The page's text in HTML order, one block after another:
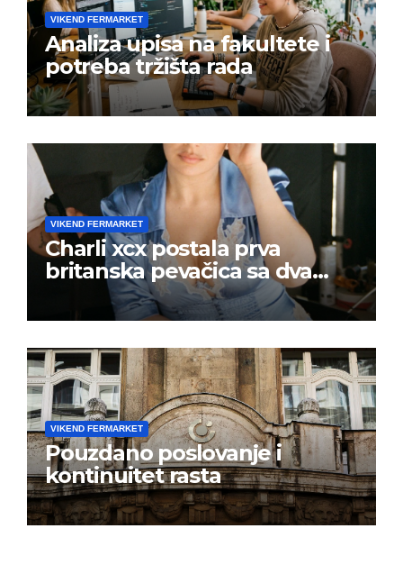
VIKEND FERMARKET
Analiza upisa na fakultete i
potreba tržišta rada
VIKEND FERMARKET
Charli xcx postala prva
britanska pevačica sa dva
albuma na prvom mestu u
istoj kalendarskoj godini
VIKEND FERMARKET
Pouzdano poslovanje i
kontinuitet rasta